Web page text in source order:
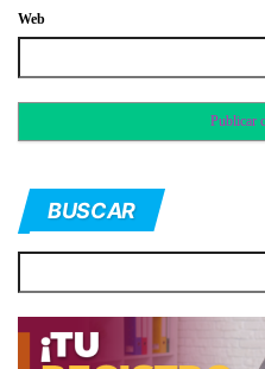
Web
BUSCAR